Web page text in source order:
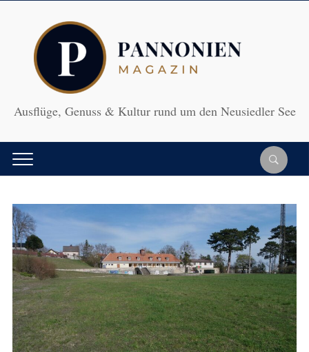
Ausflüge, Genuss & Kultur rund um den Neusiedler See